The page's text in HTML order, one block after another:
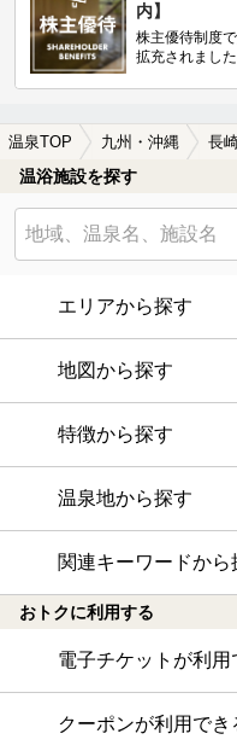
内】
株主優待制度
拡充されました
温泉TOP 九州・沖縄 長
温浴施設を探す
エリアから探す
地図から探す
特徴から探す
温泉地から探す
関連キーワードから
おトクに利用する
電子チケットが利
クーポンが利用でき